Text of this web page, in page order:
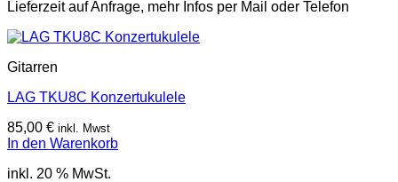
Lieferzeit auf Anfrage, mehr Infos per Mail oder Telefon
Gitarren
LAG TKU8C Konzertukulele
85,00 € inkl. Mwst
In den Warenkorb
inkl. 20 % MwSt.